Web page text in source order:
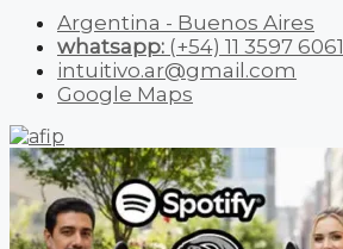
Argentina - Buenos Aires
whatsapp: (+54) 11 3597 6061
intuitivo.ar@gmail.com
Google Maps